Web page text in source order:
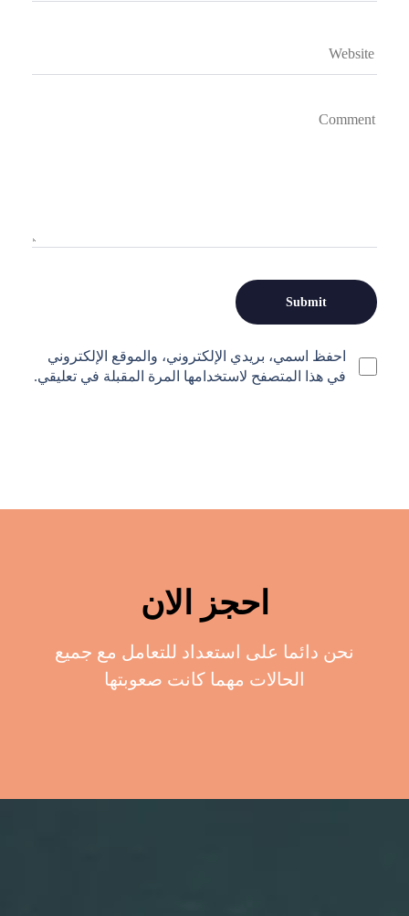
احفظ اسمي، بريدي الإلكتروني، والموقع الإلكتروني
في هذا المتصفح لاستخدامها المرة المقبلة في تعليقي.
احجز الان
نحن دائما على استعداد للتعامل مع جميع
الحالات مهما كانت صعوبتها